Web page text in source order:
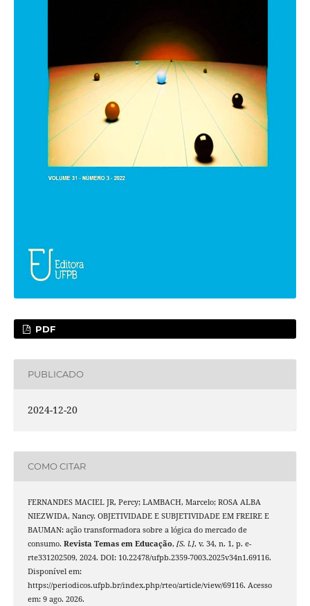
PDF
PUBLICADO
2024-12-20
COMO CITAR
FERNANDES MACIEL JR, Percy; LAMBACH, Marcelo; ROSA ALBA
NIEZWIDA, Nancy. OBJETIVIDADE E SUBJETIVIDADE EM FREIRE E
BAUMAN: ação transformadora sobre a lógica do mercado de
consumo. Revista Temas em Educação, [S. l.], v. 34, n. 1, p. e-
rte331202509, 2024. DOI: 10.22478/ufpb.2359-7003.2025v34n1.69116.
Disponível em:
https://periodicos.ufpb.br/index.php/rteo/article/view/69116. Acesso
em: 9 ago. 2026.